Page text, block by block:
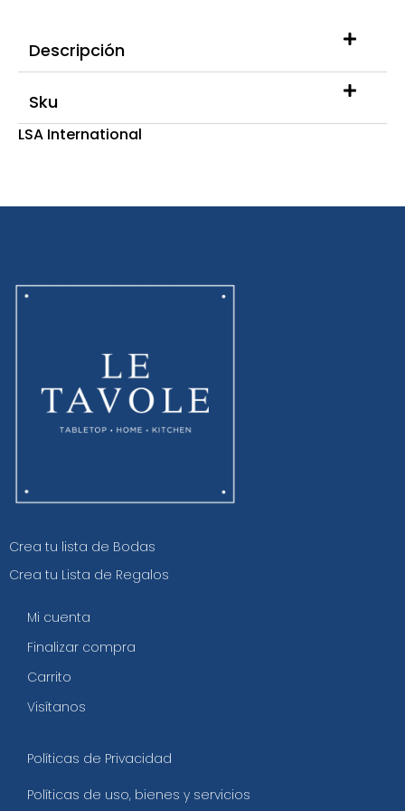
Descripción
Sku
LSA International
Crea tu lista de Bodas
Crea tu Lista de Regalos
Mi cuenta
Finalizar compra
Carrito
Visítanos
Políticas de Privacidad
Políticas de uso, bienes y servicios